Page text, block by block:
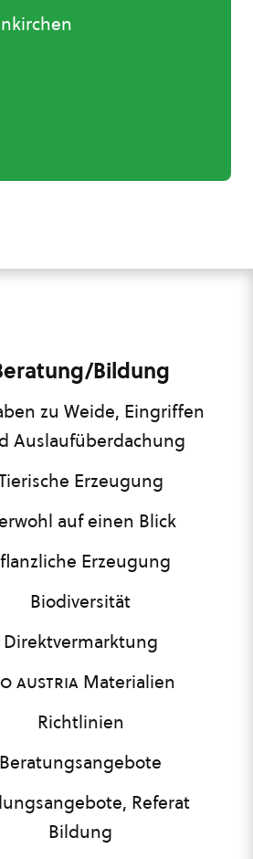
Bildung
zu Weide, Eingriffen
Auslaufüberdachung
Erzeugung
auf einen Blick
Erzeugung
Biodiversität
Direktvermarktung
austriaMaterialien
Richtlinien
Beratungsangebote
Referat
Bildung